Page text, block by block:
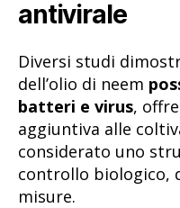
antivirale
Diversi studi
dell’olio di neem
batteri e virus,
aggiuntiva alle
considerato uno
controllo biologico,
misure.